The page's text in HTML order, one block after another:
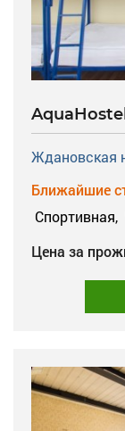
AquaHostel
Ждановская
Ближайшие
Спортивная,
Цена за